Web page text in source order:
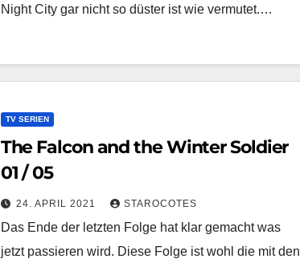
Night City gar nicht so düster ist wie vermutet.…
TV SERIEN
The Falcon and the Winter Soldier
01 / 05
24. APRIL 2021 STAROCOTES
Das Ende der letzten Folge hat klar gemacht was
jetzt passieren wird. Diese Folge ist wohl die mit den